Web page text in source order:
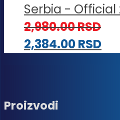
Serbia - Official
2,980.00RSD
2,384.00RSD
Proizvodi